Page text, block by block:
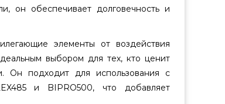
он обеспечивает долговечность и
элементы от воздействия
выбором для тех, кто ценит
Он подходит для использования с
и BIPRO500, что добавляет